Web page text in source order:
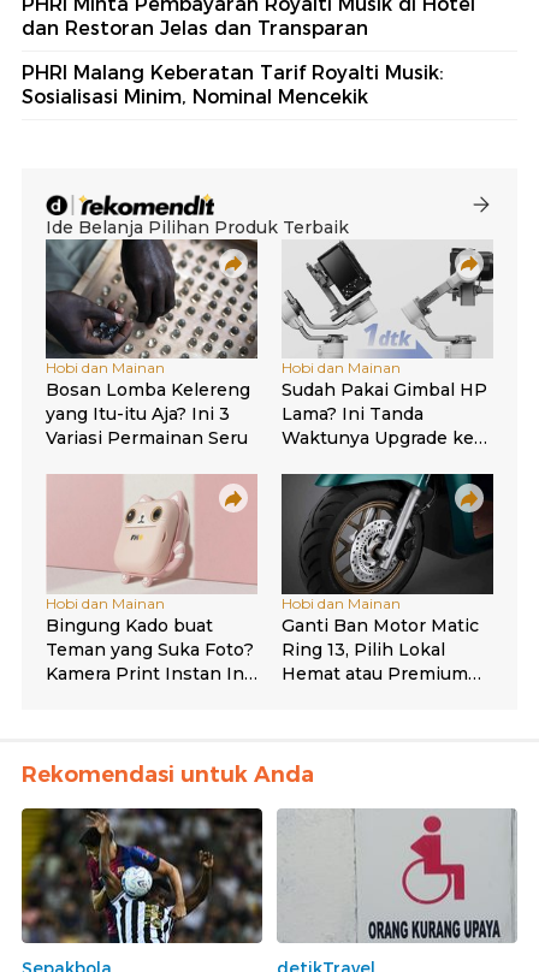
dan Restoran Jelas dan Transparan
PHRI Malang Keberatan Tarif Royalti Musik:
Sosialisasi Minim, Nominal Mencekik
Rekomendasi untuk Anda